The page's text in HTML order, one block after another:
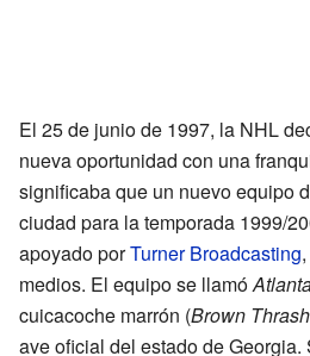
El 25 de junio de 1997, la NHL
nueva oportunidad con una
significaba que un nuevo equipo
ciudad para la temporada 1999/
apoyado porTurner Broadcasting
medios. El equipo se llamó
cuicacoche marrón (Brown
ave oficial del estado de Georgia.